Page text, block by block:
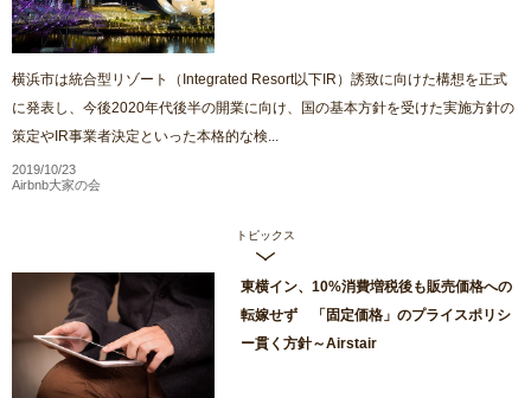
横浜市は統合型リゾート（Integrated Resort以下IR）誘致に向けた構想を正式
に発表し、今後2020年代後半の開業に向け、国の基本方針を受けた実施方針の
策定やIR事業者決定といった本格的な検...
2019/10/23
Airbnb大家の会
トピックス
東横イン、10%消費増税後も販売価格への
転嫁せず 「固定価格」のプライスポリシ
ー貫く方針～Airstair